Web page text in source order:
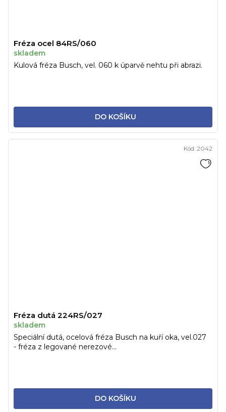
Fréza ocel 84RS/060
skladem
DO KOŠÍKU
Kulová fréza Busch, vel. 060 k úparvě nehtu při abrazi.
Fréza dutá 224RS/027
skladem
DO KOŠÍKU
Speciální dutá, ocelová fréza Busch na kuří oka, vel.027
- fréza z legované nerezové...
Kód: 2042